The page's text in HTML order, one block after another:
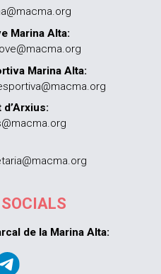
Marina Alta:
Marina Alta:
de la Marina Alta: